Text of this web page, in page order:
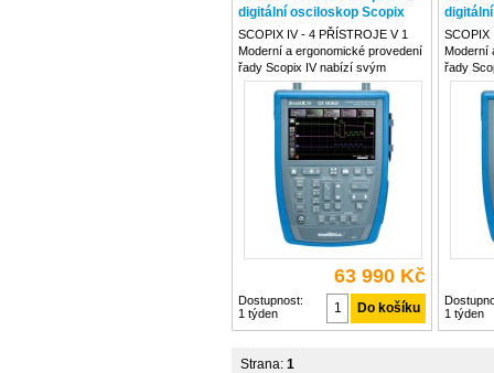
digitální osciloskop Scopix
SCOPIX IV - 4 PŘÍSTROJE V 1
Moderní a ergonomické provedení
řady Scopix IV nabízí svým
uživatelům maximální komfort a
jednoduchost ovládání s lokalizací
do 15 jazyků. Nejmodernější
hardware přístroje umožňuje
integraci široké škály
63 990 Kč
Dostupnost:
1 týden
SCOPIX
Moderní
řady
do 15
1 týden
Strana: 1